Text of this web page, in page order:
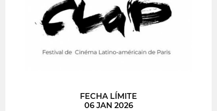
FECHA LÍMITE
06 JAN 2026